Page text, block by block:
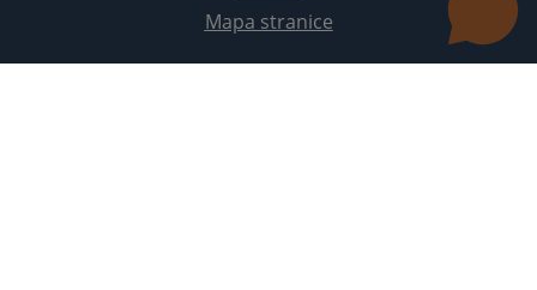
Mapa stranice